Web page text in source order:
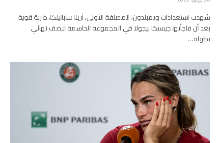
شهدت استعدادات ويمبلدون، المصنفة الأولى، أرينا سابالينكا، ضربة قوية
بعد أن فاجأتها جيسيكا بيجولا في المجموعة الحاسمة لنصف نهائي
بطولة…